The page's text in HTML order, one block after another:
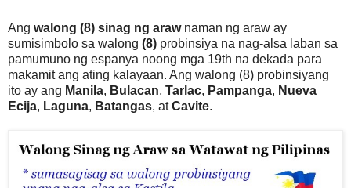
Ang walong (8) sinag ng arawnaman ng araw ay
sumisimbolo sa walong (8) probinsiya na nag-alsa laban sa
pamumuno ng espanya noong mga 19th na dekada para
makamit ang ating kalayaan. Ang walong (8) probinsiyang
ito ay ang Manila, Bulacan, Tarlac, Pampanga, Nueva
Ecija, Laguna, Batangas, atCavite.